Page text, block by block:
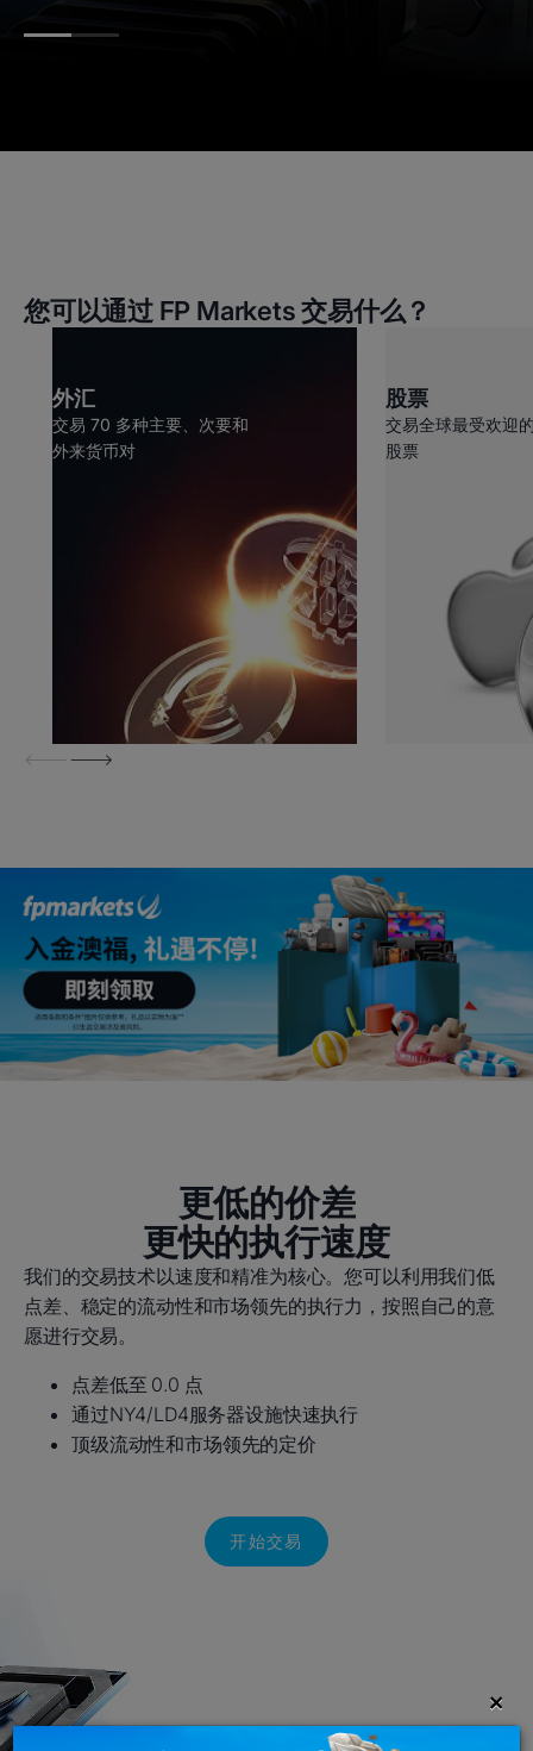
您可以通过 FP Markets 交易什么？
外汇
交易 70 多种主要、次要和
外来货币对
股票
交易全球最受欢迎
股票
更低的价差
更快的执行速度
我们的交易技术以速度和精准为核心。您可以利用我们低
点差、稳定的流动性和市场领先的执行力，按照自己的意
愿进行交易。
点差低至 0.0 点
通过NY4/LD4服务器设施快速执行
顶级流动性和市场领先的定价
开始交易
×